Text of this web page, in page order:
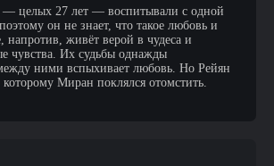
— целых 27 лет — воспитывали с одной
он не знает, что такое любовь и
напротив, живёт верой в чудеса и
чувства. Их судьбы однажды
ними вспыхивает любовь. Но Рейян
Миран поклялся отомстить.